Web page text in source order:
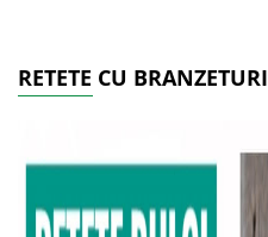
RETETE CU BRANZETURI